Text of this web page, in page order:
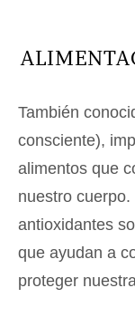
También
consciente),
alimentos que
nuestro
antioxidantes
que ayudan a
proteger